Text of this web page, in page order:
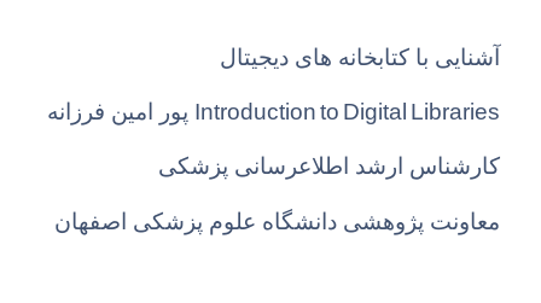
آشنایی با کتابخانه های دیجیتال
Introduction to Digital Libraries پور امین فرزانه
کارشناس ارشد اطلاعرسانی پزشکی
معاونت پژوهشی دانشگاه علوم پزشکی اصفهان